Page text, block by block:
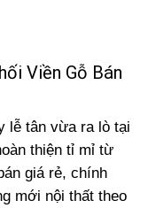
Viền Gỗ Bán
lễ tân vừa ra lò tại
thiện tỉ mỉ từ
giá rẻ, chính
mới nội thất theo